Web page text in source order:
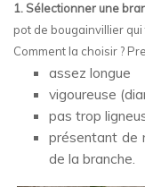
1. Sélectionner une
pot de bougainvillier
Comment la choisir ?
assez longue
vigoureuse
pas trop
présentant de
de la branche.